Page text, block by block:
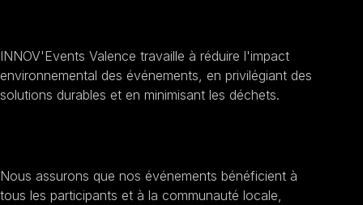
INNOV'Events Valence travaille à réduire l'impact
environnemental des événements, en privilégiant des
solutions durables et en minimisant les déchets.
Nous assurons que nos événements bénéficient à
tous les participants et à la communauté locale,